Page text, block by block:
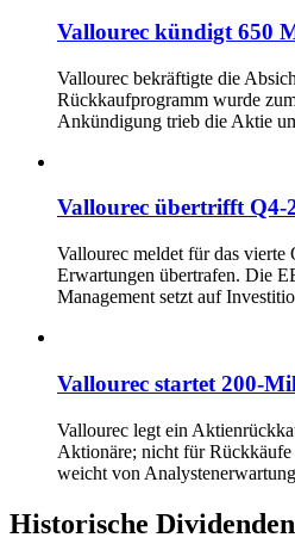
Vallourec kündigt 650
Vallourec bekräftigte die
Rückkaufprogramm wurde
Ankündigung trieb die Aktie
Vallourec übertrifft
Vallourec meldet für das
Erwartungen übertrafen. Die
Management setzt auf
Vallourec startet 200-
Vallourec legt ein
Aktionäre; nicht für
weicht von
Historische Dividenden